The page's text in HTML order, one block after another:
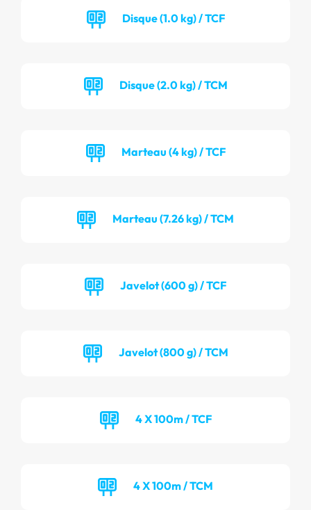
Disque (1.0 kg) / TCF
Disque (2.0 kg) / TCM
Marteau (4 kg) / TCF
Marteau (7.26 kg) / TCM
Javelot (600 g) / TCF
Javelot (800 g) / TCM
4 X 100m / TCF
4 X 100m / TCM